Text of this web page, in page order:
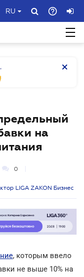
RU
на
0
LIGA ZAKON Бизнес
, которым ввело
не выше 10% на